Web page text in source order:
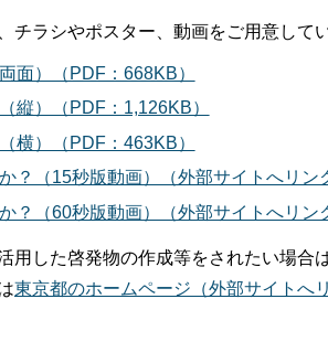
チラシやポスター、動画をご用意して
面）（PDF：668KB）
縦）（PDF：1,126KB）
横）（PDF：463KB）
？（15秒版動画）（外部サイトへリン
？（60秒版動画）（外部サイトへリン
用した啓発物の作成等をされたい場
東京都のホームページ（外部サイトへ